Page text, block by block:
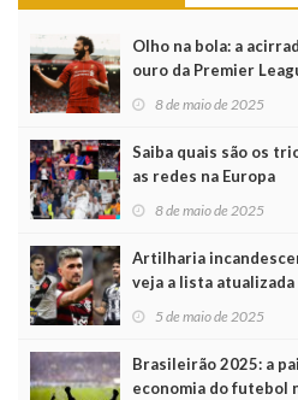
Olho na bola: a
ouro da Premier
8 de maio de 2025
Saiba quais são os
as redes na Europa
8 de maio de 2025
Artilharia
veja a lista atualizada
5 de maio de 2025
Brasileirão 2025: a
economia do futebol